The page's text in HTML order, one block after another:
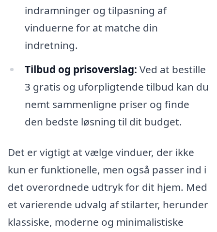
indramninger og tilpasning af
vinduerne for at matche din
indretning.
Tilbud og prisoverslag: Ved at bestille
3 gratis og uforpligtende tilbud kan du
nemt sammenligne priser og finde
den bedste løsning til dit budget.
Det er vigtigt at vælge vinduer, der ikke
kun er funktionelle, men også passer ind i
det overordnede udtryk for dit hjem. Med
et varierende udvalg af stilarter, herunder
klassiske, moderne og minimalistiske